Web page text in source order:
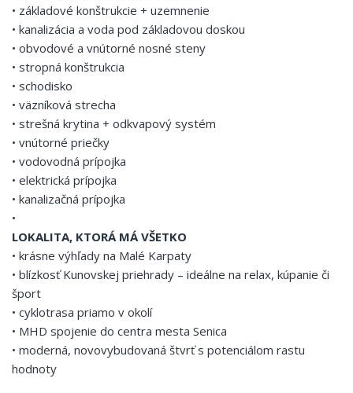
• základové konštrukcie + uzemnenie
• kanalizácia a voda pod základovou doskou
• obvodové a vnútorné nosné steny
• stropná konštrukcia
• schodisko
• väzníková strecha
• strešná krytina + odkvapový systém
• vnútorné priečky
• vodovodná prípojka
• elektrická prípojka
• kanalizačná prípojka
•
LOKALITA, KTORÁ MÁ VŠETKO
• krásne výhľady na Malé Karpaty
• blízkosť Kunovskej priehrady – ideálne na relax, kúpanie či
šport
• cyklotrasa priamo v okolí
• MHD spojenie do centra mesta Senica
• moderná, novovybudovaná štvrť s potenciálom rastu
hodnoty